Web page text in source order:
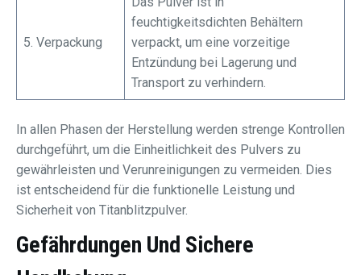
5. Verpackung
feuchtigkeitsdichten Behältern
verpackt, um eine vorzeitige
Entzündung bei Lagerung und
Transport zu verhindern.
In allen Phasen der Herstellung werden strenge Kontrollen
durchgeführt, um die Einheitlichkeit des Pulvers zu
gewährleisten und Verunreinigungen zu vermeiden. Dies
ist entscheidend für die funktionelle Leistung und
Sicherheit von Titanblitzpulver.
Gefährdungen Und Sichere